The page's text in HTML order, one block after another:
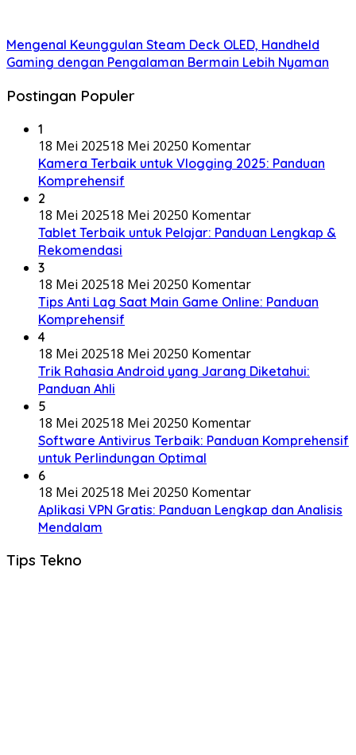
Mengenal Keunggulan Steam Deck OLED, Handheld
Gaming dengan Pengalaman Bermain Lebih Nyaman
Postingan Populer
1
18 Mei 202518 Mei 20250 Komentar
Kamera Terbaik untuk Vlogging 2025: Panduan
Komprehensif
2
18 Mei 202518 Mei 20250 Komentar
Tablet Terbaik untuk Pelajar: Panduan Lengkap &
Rekomendasi
3
18 Mei 202518 Mei 20250 Komentar
Tips Anti Lag Saat Main Game Online: Panduan
Komprehensif
4
18 Mei 202518 Mei 20250 Komentar
Trik Rahasia Android yang Jarang Diketahui:
Panduan Ahli
5
18 Mei 202518 Mei 20250 Komentar
Software Antivirus Terbaik: Panduan Komprehensif
untuk Perlindungan Optimal
6
18 Mei 202518 Mei 20250 Komentar
Aplikasi VPN Gratis: Panduan Lengkap dan Analisis
Mendalam
Tips Tekno